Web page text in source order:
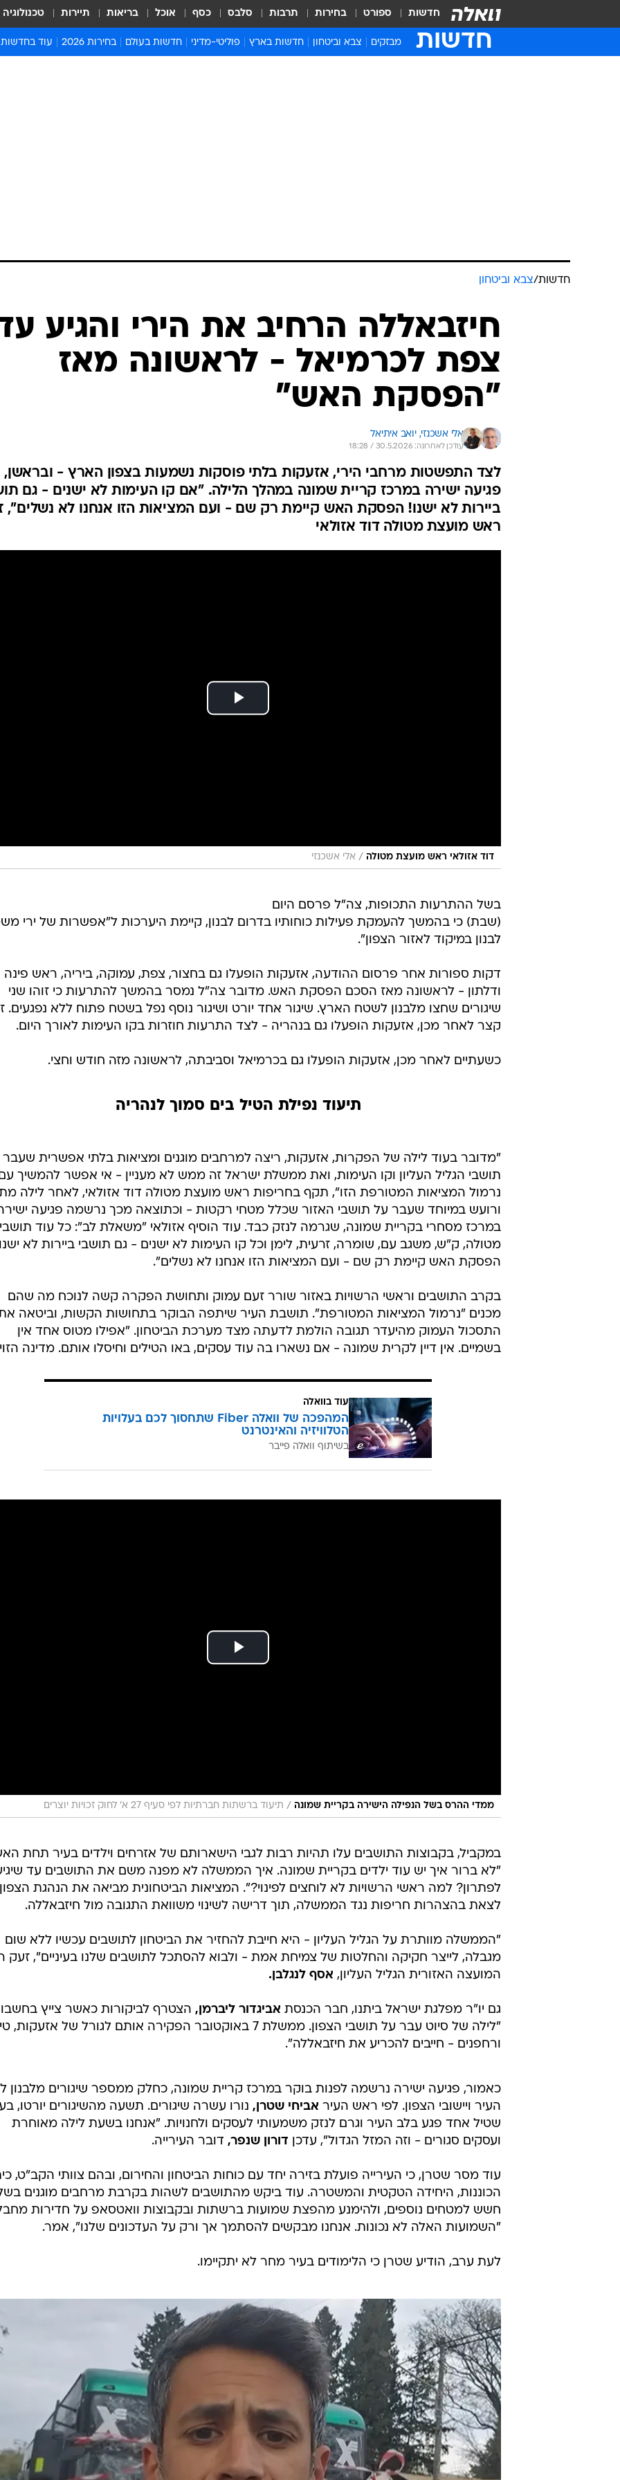
חדשות ספורט בחירות תרבות סלבס כסף אוכל בריאות תיירות טכנולוגיה
חדשות מבזקים צבא וביטחון חדשות בארץ פוליטי-מדיני חדשות בעולם בחירות 2026 עוד בחדשות
המייל האדום
חדשות/צבא וביטחון
חיזבאללה הרחיב את הירי והגיע
צפת לכרמיאל - לראשונה מאז
"הפסקת האש"
אלי אשכנזי, יואב איתיאל
עודכן לאחרונה: 30.5.2026 / 18:28
לצד התפשטות מרחבי הירי, אזעקות בלתי פוסקות נשמעות בצפון הארץ - ובראשן,
פגיעה ישירה במרכז קריית שמונה במהלך הלילה. "אם קו העימות לא ישנים - גם
ביירות לא ישנו! הפסקת האש קיימת רק שם - ועם המציאות הזו אנחנו לא נשלים",
ראש מועצת מטולה דוד אזולאי
דוד אזולאי ראש מועצת מטולה / אלי אשכנזי
בשל ההתרעות התכופות, צה"ל פרסם היום
(שבת) כי בהמשך להעמקת פעילות כוחותיו בדרום לבנון, קיימת היערכות ל"אפשרות של ירי
לבנון במיקוד לאזור הצפון".
דקות ספורות אחר פרסום ההודעה, אזעקות הופעלו גם בחצור, צפת, עמוקה, ביריה, ראש פינה
ודלתון - לראשונה מאז הסכם הפסקת האש. מדובר צה"ל נמסר בהמשך להתרעות כי זוהו שני
שיגורים שחצו מלבנון לשטח הארץ. שיגור אחד יורט ושיגור נוסף נפל בשטח פתוח ללא נפגעים.
קצר לאחר מכן, אזעקות הופעלו גם בנהריה - לצד התרעות חוזרות בקו העימות לאורך היום.
כשעתיים לאחר מכן, אזעקות הופעלו גם בכרמיאל וסביבתה, לראשונה מזה חודש וחצי.
תיעוד נפילת הטיל בים סמוך לנהריה
"מדובר בעוד לילה של הפקרות, אזעקות, ריצה למרחבים מוגנים ומציאות בלתי אפשרית
תושבי הגליל העליון וקו העימות, ואת ממשלת ישראל זה ממש לא מעניין - אי אפשר להמשיך
נרמול המציאות המטורפת הזו", תקף בחריפות ראש מועצת מטולה דוד אזולאי, לאחר לילה
ורועש במיוחד שעבר על תושבי האזור שכלל מטחי רקטות - וכתוצאה מכך נרשמה פגיעה
במרכז מסחרי בקריית שמונה, שגרמה לנזק כבד. עוד הוסיף אזולאי "משאלת לב": כל עוד תושבי
מטולה, ק"ש, משגב עם, שומרה, זרעית, לימן וכל קו העימות לא ישנים - גם תושבי ביירות לא
הפסקת האש קיימת רק שם - ועם המציאות הזו אנחנו לא נשלים".
בקרב התושבים וראשי הרשויות באזור שורר זעם עמוק ותחושת הפקרה קשה לנוכח מה שהם
מכנים "נרמול המציאות המטורפת". תושבת העיר שיתפה הבוקר בתחושות הקשות, וביטאה
התסכול העמוק מהיעדר תגובה הולמת לדעתה מצד מערכת הביטחון. "אפילו מטוס אחד אין
בשמיים. אין דיין לקרית שמונה - אם נשארו בה עוד עסקים, באו הטילים וחיסלו אותם. מדינה
עוד בוואלה
המהפכה של וואלה Fiber שתחסוך לכם בעלויות
הטלוויזיה והאינטרנט
בשיתוף וואלה פייבר
ממדי ההרס בשל הנפילה הישירה בקריית שמונה / תיעוד ברשתות חברתיות לפי סעיף 27 א' לחוק זכויות יוצרים
במקביל, בקבוצות התושבים עלו תהיות רבות לגבי הישארותם של אזרחים וילדים בעיר תחת
"לא ברור איך יש עוד ילדים בקריית שמונה. איך הממשלה לא מפנה משם את התושבים עד
לפתרון? למה ראשי הרשויות לא לוחצים לפינוי?". המציאות הביטחונית מביאה את הנהגת הצפון
לצאת בהצהרות חריפות נגד הממשלה, תוך דרישה לשינוי משוואת התגובה מול חיזבאללה.
"הממשלה מוותרת על הגליל העליון - היא חייבת להחזיר את הביטחון לתושבים עכשיו ללא שום
מגבלה, לייצר חקיקה והחלטות של צמיחת אמת - ולבוא להסתכל לתושבים שלנו בעיניים", זעק
המועצה האזורית הגליל העליון, אסף לנגלבן.
גם יו"ר מפלגת ישראל ביתנו, חבר הכנסת אביגדור ליברמן,
"לילה של סיוט עבר על תושבי הצפון. ממשלת 7 באוקטובר הפקירה אותם לגורל של
ורחפנים - חייבים להכריע את חיזבאללה".
כאמור, פגיעה ישירה נרשמה לפנות בוקר במרכז קריית שמונה, כחלק ממספר שיגורים מלבנון
העיר ויישובי הצפון. לפי ראש העיר אביחי שטרן, נורו עשרה שיגורים. תשעה מהשיגורים יורטו,
שטיל אחד פגע בלב העיר וגרם לנזק משמעותי לעסקים ולחנויות. "אנחנו בשעת לילה מאוחרת
ועסקים סגורים - וזה המזל הגדול", עדכן דורון שנפר, דובר העירייה.
עוד מסר שטרן, כי העירייה פועלת בזירה יחד עם כוחות הביטחון והחירום, ובהם צוותי הקב"ט,
הכוננות, היחידה הטקטית והמשטרה. עוד ביקש מהתושבים לשהות בקרבת מרחבים מוגנים
חשש למטחים נוספים, ולהימנע מהפצת שמועות ברשתות ובקבוצות וואטסאפ על חדירות
"השמועות האלה לא נכונות. אנחנו מבקשים להסתמך אך ורק על העדכונים שלנו", אמר.
לעת ערב, הודיע שטרן כי הלימודים בעיר מחר לא יתקיימו.